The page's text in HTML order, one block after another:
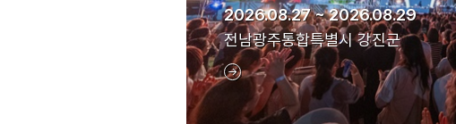
2026.08.27 ~ 2026.08.29
전남광주통합특별시 강진군